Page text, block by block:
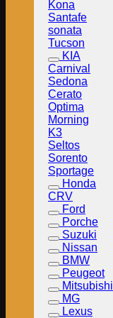
Kona
Santafe
sonata
Tucson
KIA
Carnival
Sedona
Cerato
Optima
Morning
K3
Seltos
Sorento
Sportage
Honda
CRV
Ford
Porche
Suzuki
Nissan
BMW
Peugeot
Mitsubishi
MG
Lexus